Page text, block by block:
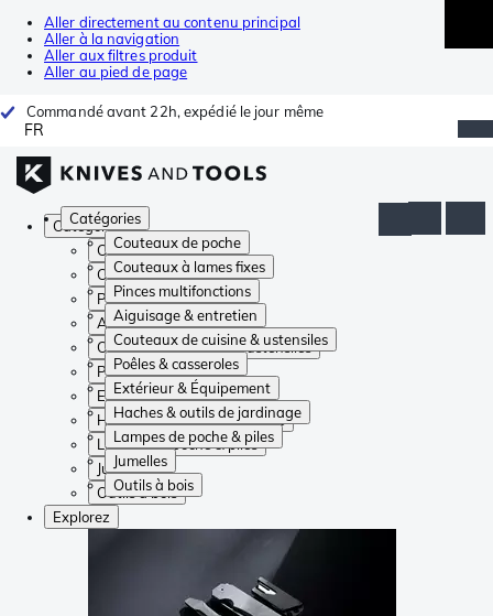
Aller directement au contenu principal
Aller à la navigation
Aller aux filtres produit
Aller au pied de page
Commandé avant 22h, expédié le jour même
FR
Catégories
Couteaux de poche
Couteaux à lames fixes
Pinces multifonctions
Aiguisage & entretien
Couteaux de cuisine & ustensiles
Poêles & casseroles
Extérieur & Équipement
Haches & outils de jardinage
Lampes de poche & piles
Jumelles
Outils à bois
Catégories
Couteaux de poche
Couteaux à lames fixes
Pinces multifonctions
Aiguisage & entretien
Couteaux de cuisine & ustensiles
Poêles & casseroles
Extérieur & Équipement
Haches & outils de jardinage
Lampes de poche & piles
Jumelles
Outils à bois
Explorez